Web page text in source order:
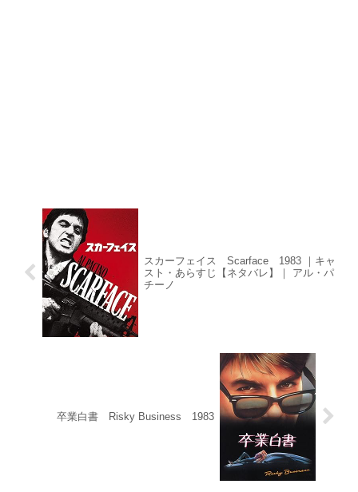
スカーフェイス Scarface 1983 ｜キャ
スト・あらすじ【ネタバレ】｜ アル・パ
チーノ
卒業白書 Risky Business 1983